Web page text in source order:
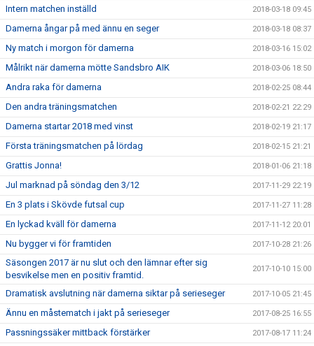
Intern matchen inställd 2018-03-18 09:45
Damerna ångar på med ännu en seger 2018-03-18 08:37
Ny match i morgon för damerna 2018-03-16 15:02
Målrikt när damerna mötte Sandsbro AIK 2018-03-06 18:50
Andra raka för damerna 2018-02-25 08:44
Den andra träningsmatchen 2018-02-21 22:29
Damerna startar 2018 med vinst 2018-02-19 21:17
Första träningsmatchen på lördag 2018-02-15 21:21
Grattis Jonna! 2018-01-06 21:18
Jul marknad på söndag den 3/12 2017-11-29 22:19
En 3 plats i Skövde futsal cup 2017-11-27 11:28
En lyckad kväll för damerna 2017-11-12 20:01
Nu bygger vi för framtiden 2017-10-28 21:26
Säsongen 2017 är nu slut och den lämnar efter sig
besvikelse men en positiv framtid.
2017-10-10 15:00
Dramatisk avslutning när damerna siktar på serieseger 2017-10-05 21:45
Ännu en måstematch i jakt på serieseger 2017-08-25 16:55
Passningssäker mittback förstärker 2017-08-17 11:24